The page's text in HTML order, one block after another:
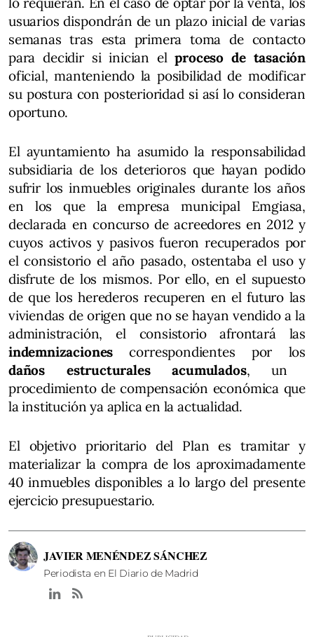
usuarios dispondrán de un plazo inicial de varias
semanas tras esta primera toma de contacto
para decidir si inician elproceso de tasación
oficial, manteniendo la posibilidad de modificar
su postura con posterioridad si así lo consideran
oportuno.
El ayuntamiento ha asumido la responsabilidad
subsidiaria de los deterioros que hayan podido
sufrir los inmuebles originales durante los años
en los que la empresa municipal Emgiasa,
declarada en concurso de acreedores en 2012 y
cuyos activos y pasivos fueron recuperados por
el consistorio el año pasado, ostentaba el uso y
disfrute de los mismos. Por ello, en el supuesto
de que los herederos recuperen en el futuro las
viviendas de origen que no se hayan vendido a la
administración, el consistorio afrontará las
indemnizaciones correspondientes por los
daños estructurales acumulados, un
procedimiento de compensación económica que
la institución ya aplica en la actualidad.
El objetivo prioritario del Plan es tramitar y
materializar la compra de los aproximadamente
40 inmuebles disponibles a lo largo del presente
ejercicio presupuestario.
JAVIER MENÉNDEZ SÁNCHEZ
Periodista en El Diario de Madrid